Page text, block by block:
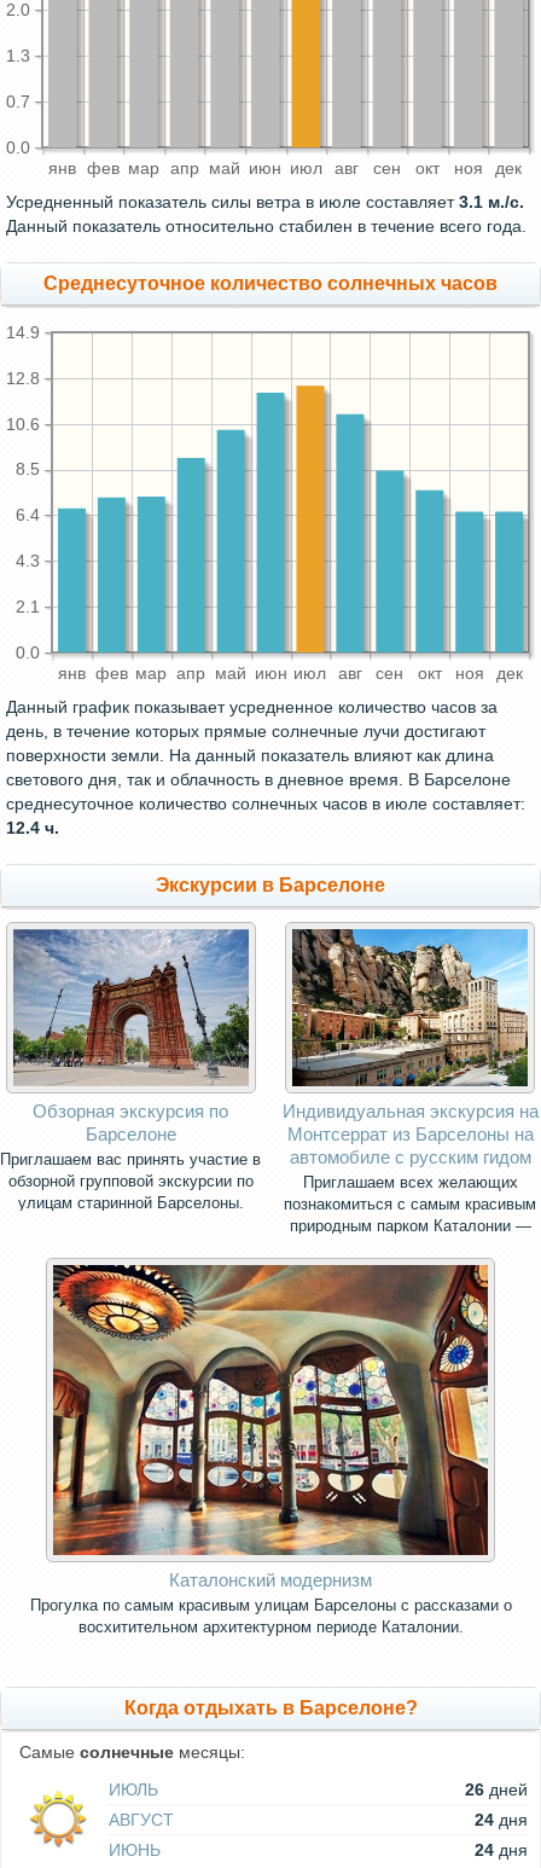
янв фев мар апр май июн июл авг сен окт ноя дек
0.0
0.7
1.3
2.0
Усредненный показатель силы ветра в июле составляет3.1 м./с.
Данный показатель относительно стабилен в течение всего года.
Среднесуточное количество солнечных часов
янв фев мар апр май июн июл авг сен окт ноя дек
0.0
2.1
4.3
6.4
8.5
10.6
12.8
14.9
Данный график показывает усредненное количество часов за
день, в течение которых прямые солнечные лучи достигают
поверхности земли. На данный показатель влияют как длина
светового дня, так и облачность в дневное время. В Барселоне
среднесуточное количество солнечных часов в июле составляет:
12.4 ч.
Экскурсии в Барселоне
Обзорная экскурсия по
Барселоне
Приглашаем вас принять участие в
обзорной групповой экскурсии по
улицам старинной Барселоны.
Индивидуальная экскурсия на
Монтсеррат из Барселоны на
автомобиле с русским гидом
Приглашаем всех желающих
познакомиться с самым красивым
природным парком Каталонии —
Каталонский модернизм
Прогулка по самым красивым улицам Барселоны с рассказами о
восхитительном архитектурном периоде Каталонии.
Когда отдыхать в Барселоне?
Самые солнечные месяцы:
ИЮЛЬ
26 дней
АВГУСТ
24 дня
ИЮНЬ
24 дня